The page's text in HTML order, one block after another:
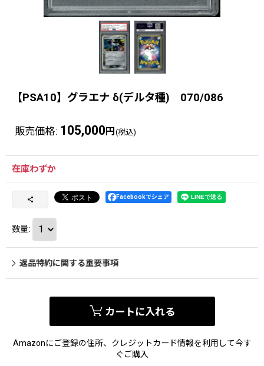
【PSA10】グラエナ δ(デルタ種) 070/086
販売価格: 105,000 円 (税込)
在庫わずか
Facebookでシェア
数量:
返品特約に関する重要事項
カートに入れる
Amazonにご登録の住所、クレジットカード情報を利用して今す
ぐご購入